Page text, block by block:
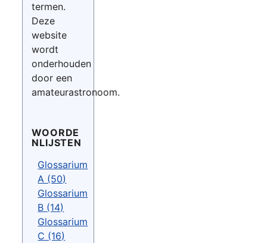
termen.
Deze
website
wordt
onderhouden
door een
amateurastronoom.
WOORDE
NLIJSTEN
Glossarium
A (50)
Glossarium
B (14)
Glossarium
C (16)